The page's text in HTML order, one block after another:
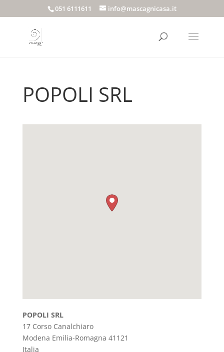
051 6111611 info@mascagnicasa.it
POPOLI SRL
POPOLI SRL
17 Corso Canalchiaro
Modena Emilia-Romagna 41121
Italia